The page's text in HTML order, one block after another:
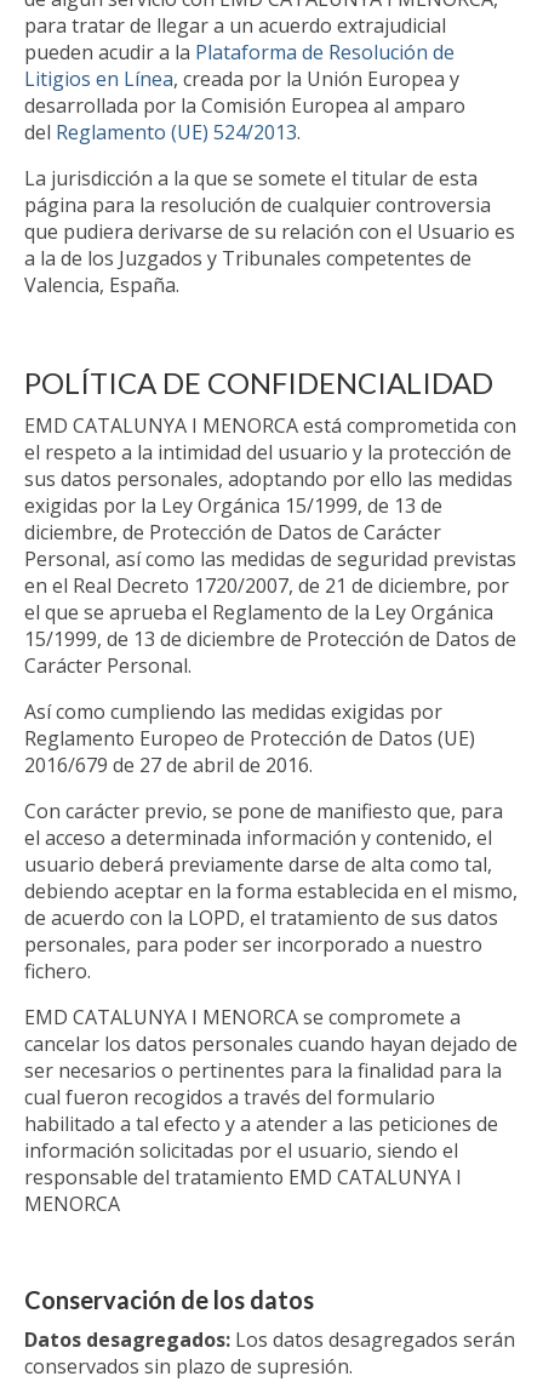
para tratar de llegar a un acuerdo extrajudicial
pueden acudir a la Plataforma de Resolución de
Litigios en Línea, creada por la Unión Europea y
desarrollada por la Comisión Europea al amparo
del Reglamento (UE) 524/2013.
La jurisdicción a la que se somete el titular de esta
página para la resolución de cualquier controversia
que pudiera derivarse de su relación con el Usuario es
a la de los Juzgados y Tribunales competentes de
Valencia, España.
POLÍTICA DE CONFIDENCIALIDAD
EMD CATALUNYA I MENORCA está comprometida con
el respeto a la intimidad del usuario y la protección de
sus datos personales, adoptando por ello las medidas
exigidas por la Ley Orgánica 15/1999, de 13 de
diciembre, de Protección de Datos de Carácter
Personal, así como las medidas de seguridad previstas
en el Real Decreto 1720/2007, de 21 de diciembre, por
el que se aprueba el Reglamento de la Ley Orgánica
15/1999, de 13 de diciembre de Protección de Datos de
Carácter Personal.
Así como cumpliendo las medidas exigidas por
Reglamento Europeo de Protección de Datos (UE)
2016/679 de 27 de abril de 2016.
Con carácter previo, se pone de manifiesto que, para
el acceso a determinada información y contenido, el
usuario deberá previamente darse de alta como tal,
debiendo aceptar en la forma establecida en el mismo,
de acuerdo con la LOPD, el tratamiento de sus datos
personales, para poder ser incorporado a nuestro
fichero.
EMD CATALUNYA I MENORCA se compromete a
cancelar los datos personales cuando hayan dejado de
ser necesarios o pertinentes para la finalidad para la
cual fueron recogidos a través del formulario
habilitado a tal efecto y a atender a las peticiones de
información solicitadas por el usuario, siendo el
responsable del tratamiento EMD CATALUNYA I
MENORCA
Conservación de los datos
Datos desagregados: Los datos desagregados serán
conservados sin plazo de supresión.